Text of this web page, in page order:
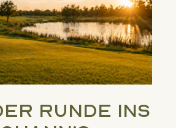
Runde ins